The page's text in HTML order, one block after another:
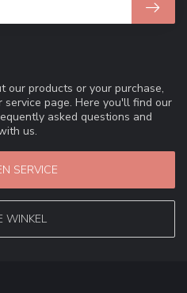
our products or your purchase,
page. Here you'll find our
asked questions and
us.
SERVICE
WINKEL